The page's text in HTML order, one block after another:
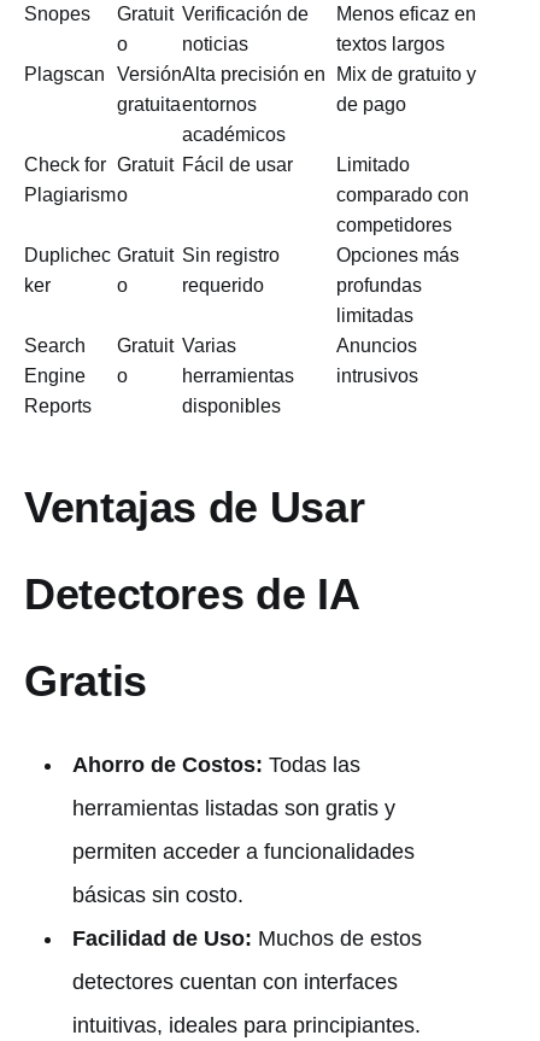
Snopes
Gratuit
o
Verificación de
noticias
Menos eficaz en
textos largos
Plagscan
Versión
gratuita
Alta precisión en
entornos
académicos
Mix de gratuito y
de pago
Check for
Plagiarism
Gratuit
o
Fácil de usar
Limitado
comparado con
competidores
Duplichec
ker
Gratuit
o
Sin registro
requerido
Opciones más
profundas
limitadas
Search
Engine
Reports
Gratuit
o
Varias
herramientas
disponibles
Anuncios
intrusivos
Ventajas de Usar
Detectores de IA
Gratis
Ahorro de Costos: Todas las
herramientas listadas son gratis y
permiten acceder a funcionalidades
básicas sin costo.
Facilidad de Uso: Muchos de estos
detectores cuentan con interfaces
intuitivas, ideales para principiantes.